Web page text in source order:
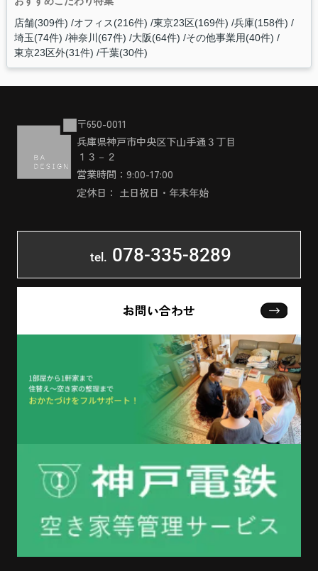
店舗(309件) オフィス(216件) 東京23区(169件) 兵庫(158件)
埼玉(74件) 神奈川(67件) 大阪(64件) その他事業用(40件)
東京23区外(31件) 千葉(30件)
〒650-0011
兵庫県神戸市中央区下山手通３丁目
１３－２
営業時間：9:00-17:00
定休日： 土日祝日・年末年始
tel. 078-335-8289
お問い合わせ